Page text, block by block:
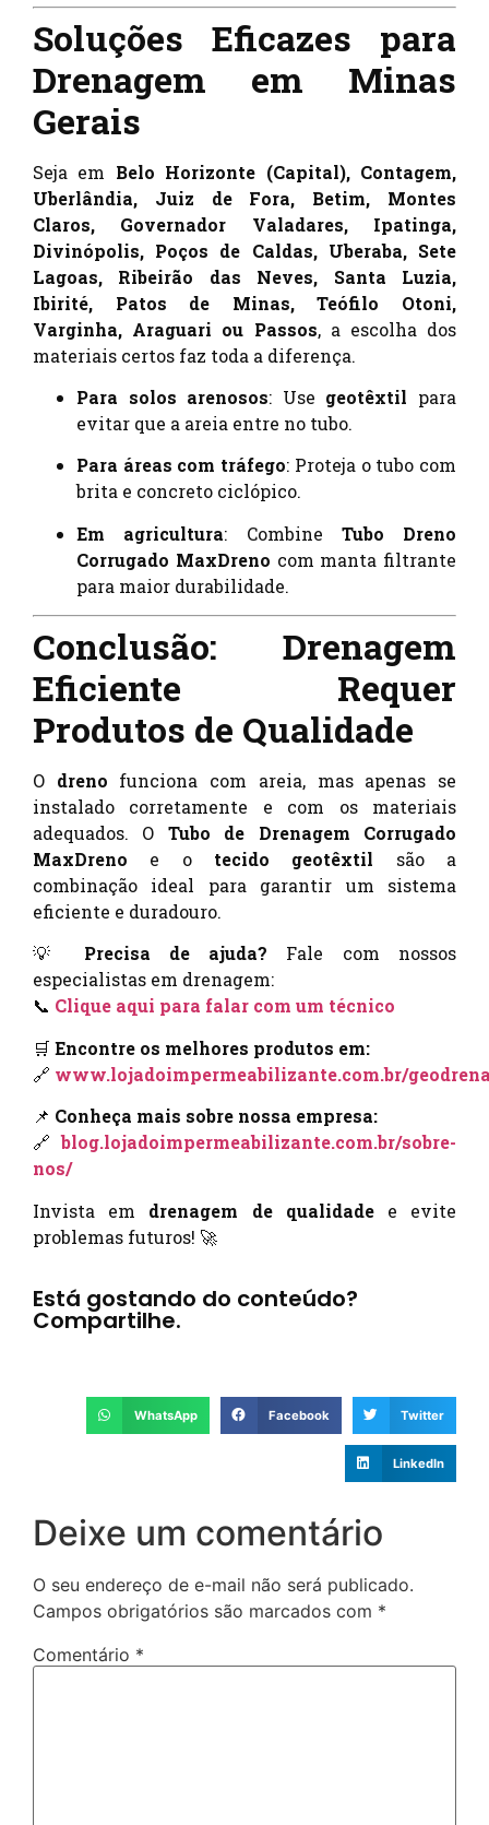
Soluções Eficazes para
Drenagem em Minas
Gerais
Seja em Belo Horizonte (Capital), Contagem,
Uberlândia, Juiz de Fora, Betim, Montes
Claros, Governador Valadares, Ipatinga,
Divinópolis, Poços de Caldas, Uberaba, Sete
Lagoas, Ribeirão das Neves, Santa Luzia,
Ibirité, Patos de Minas, Teófilo Otoni,
Varginha, Araguari ou Passos, a escolha dos
materiais certos faz toda a diferença.
Para solos arenosos: Use geotêxtil para
evitar que a areia entre no tubo.
Para áreas com tráfego: Proteja o tubo com
brita e concreto ciclópico.
Em agricultura: Combine Tubo Dreno
Corrugado MaxDreno com manta filtrante
para maior durabilidade.
Conclusão: Drenagem
Eficiente Requer
Produtos de Qualidade
O dreno funciona com areia, mas apenas se
instalado corretamente e com os materiais
adequados. O Tubo de Drenagem Corrugado
MaxDreno e o tecido geotêxtil são a
combinação ideal para garantir um sistema
eficiente e duradouro.
💡 Precisa de ajuda? Fale com nossos
especialistas em drenagem:
📞 Clique aqui para falar com um técnico
🛒 Encontre os melhores produtos em:
🔗 www.lojadoimpermeabilizante.com.br/
📌 Conheça mais sobre nossa empresa:
🔗blog.lojadoimpermeabilizante.com.br/sobre-
nos/
Invista em drenagem de qualidadee evite
problemas futuros! 🚀
Está gostando do conteúdo?
Compartilhe.
WhatsApp Facebook Twitter
LinkedIn
Deixe um comentário
O seu endereço de e-mail não será publicado.
Campos obrigatórios são marcados com *
Comentário *